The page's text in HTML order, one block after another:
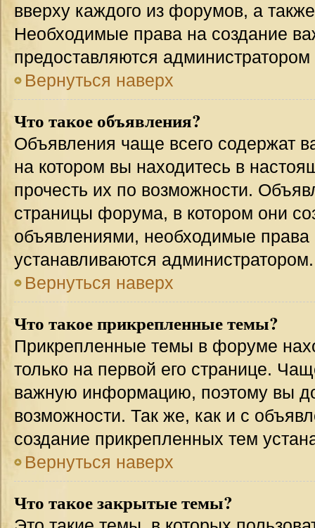
вверху каждого из форумов, а
Необходимые права на создание
предоставляются
Вернуться наверх
Что такое объявления?
Объявления чаще всего
на котором вы находитесь в
прочесть их по возможности.
страницы форума, в котором они
объявлениями, необходимые права
устанавливаются администратором.
Вернуться наверх
Что такое прикрепленные темы?
Прикрепленные темы в форуме
только на первой его странице.
важную информацию, поэтому вы
возможности. Так же, как и с
создание прикрепленных тем
Вернуться наверх
Что такое закрытые темы?